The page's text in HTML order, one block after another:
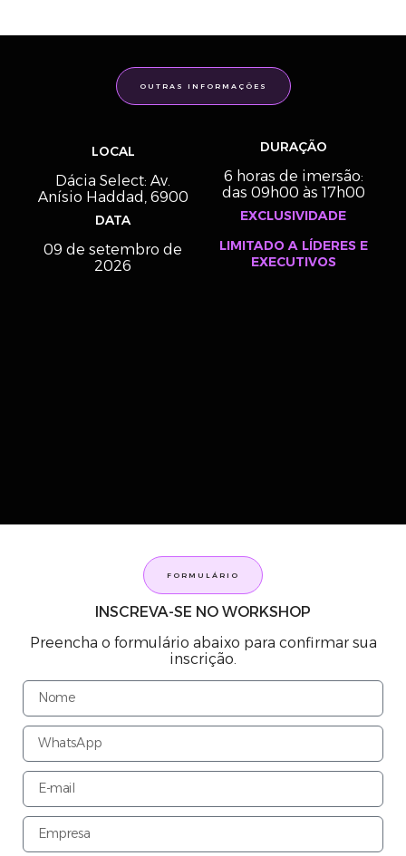
OUTRAS INFORMAÇÕES
LOCAL
Dácia Select: Av.
Anísio Haddad, 6900
DATA
09 de setembro de
2026
DURAÇÃO
6 horas de imersão:
das 09h00 às 17h00
EXCLUSIVIDADE
LIMITADO A LÍDERES E
EXECUTIVOS
FORMULÁRIO
INSCREVA-SE NO WORKSHOP
Preencha o formulário abaixo para confirmar sua
inscrição.